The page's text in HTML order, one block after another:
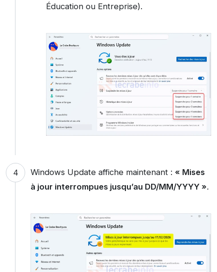
Éducation ou Entreprise).
Windows Update affiche maintenant : « Mises
à jour interrompues jusqu’au DD/MM/YYYY ».